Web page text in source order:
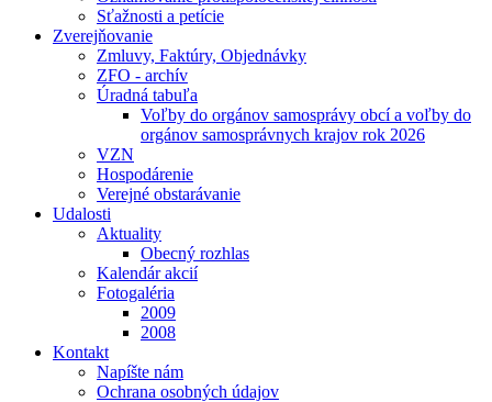
Sťažnosti a petície
Zverejňovanie
Zmluvy, Faktúry, Objednávky
ZFO - archív
Úradná tabuľa
Voľby do orgánov samosprávy obcí a voľby do
orgánov samosprávnych krajov rok 2026
VZN
Hospodárenie
Verejné obstarávanie
Udalosti
Aktuality
Obecný rozhlas
Kalendár akcií
Fotogaléria
2009
2008
Kontakt
Napíšte nám
Ochrana osobných údajov